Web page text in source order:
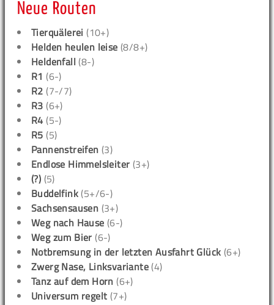
Neue Routen
Tierquälerei (10+)
Helden heulen leise (8/8+)
Heldenfall (8-)
R1 (6-)
R2 (7-/7)
R3 (6+)
R4 (5-)
R5 (5)
Pannenstreifen (3)
Endlose Himmelsleiter (3+)
(?) (5)
Buddelfink (5+/6-)
Sachsensausen (3+)
Weg nach Hause (6-)
Weg zum Bier (6-)
Notbremsung in der letzten Ausfahrt Glück (6+)
Zwerg Nase, Linksvariante (4)
Tanz auf dem Horn (6+)
Universum regelt (7+)